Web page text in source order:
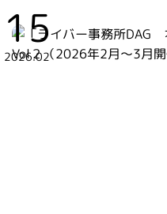
15
2026.02